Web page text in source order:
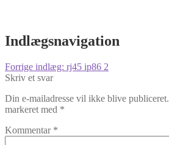
Indlægsnavigation
Forrige indlæg: rj45 ip86 2
Skriv et svar
Din e-mailadresse vil ikke blive publiceret.
markeret med *
Kommentar *